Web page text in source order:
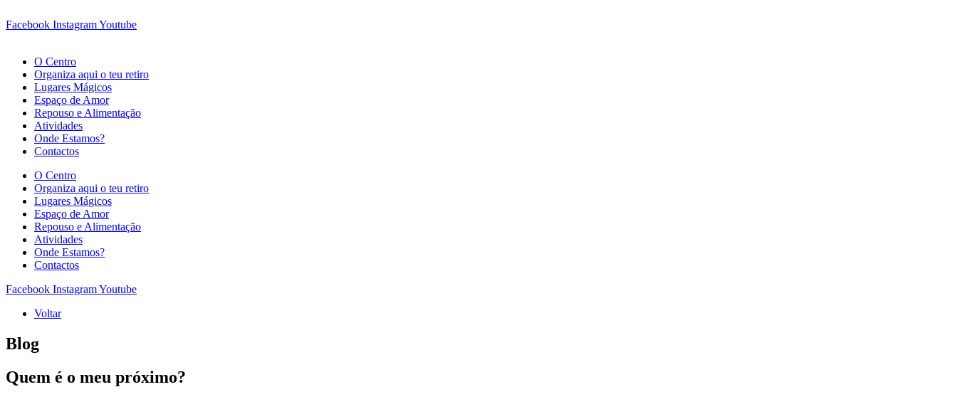
para
Facebook InstagramYoutube
O Centro
Organiza aqui o teu retiro
Lugares Mágicos
Espaço de Amor
Repouso e Alimentação
Atividades
Onde Estamos?
Contactos
O Centro
Organiza aqui o teu retiro
Lugares Mágicos
Espaço de Amor
Repouso e Alimentação
Atividades
Onde Estamos?
Contactos
Facebook InstagramYoutube
Voltar
Blog
Quem é o meu próximo?